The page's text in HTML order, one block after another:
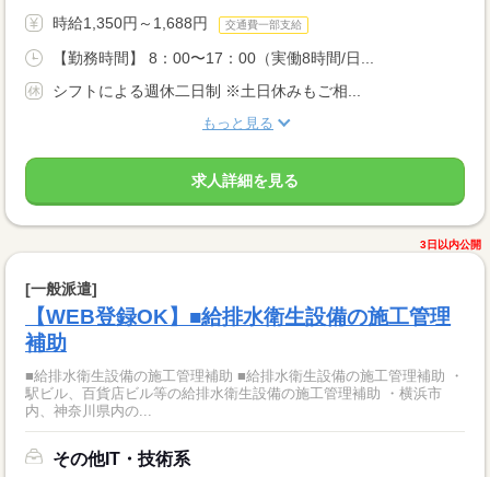
時給1,350円～1,688円 交通費一部支給
【勤務時間】 8：00〜17：00（実働8時間/日...
シフトによる週休二日制 ※土日休みもご相...
もっと見る
求人詳細を見る
3日以内公開
[一般派遣]
【WEB登録OK】■給排水衛生設備の施工管理
補助
■給排水衛生設備の施工管理補助 ■給排水衛生設備の施工管理補助 ・
駅ビル、百貨店ビル等の給排水衛生設備の施工管理補助 ・横浜市
内、神奈川県内の...
その他IT・技術系